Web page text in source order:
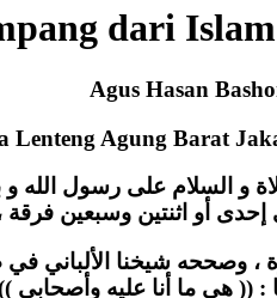
dari Islam
Agus Hasan
Agung Barat
و السلام على رسول الله و
أو اثنتين وسبعين فرقة